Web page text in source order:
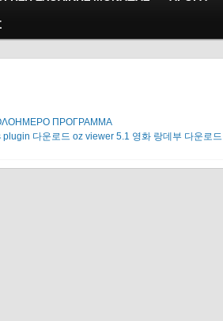
ΠΡΟΓΡΑΜΜΑ
plugin 다운로드 oz viewer 5.1 영화 랑데부 다운로드